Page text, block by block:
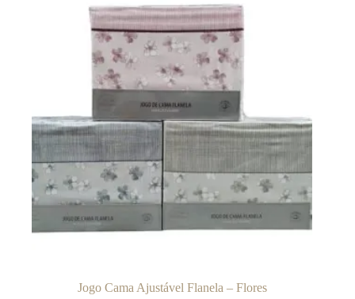
Jogo Cama Ajustável Flanela – Flores